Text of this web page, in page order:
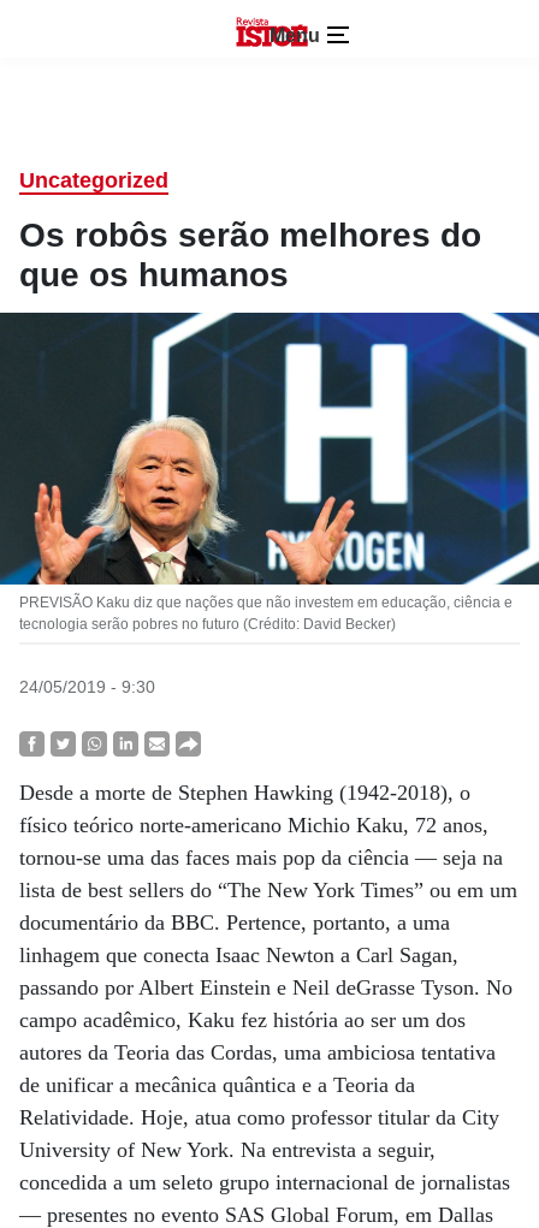
Menu
Uncategorized
Os robôs serão melhores do
que os humanos
PREVISÃO Kaku diz que nações que não investem em educação, ciência e
tecnologia serão pobres no futuro (Crédito: David Becker)
24/05/2019 - 9:30
Desde a morte de Stephen Hawking (1942-2018), o
físico teórico norte-americano Michio Kaku, 72 anos,
tornou-se uma das faces mais pop da ciência — seja na
lista de best sellers do “The New York Times” ou em um
documentário da BBC. Pertence, portanto, a uma
linhagem que conecta Isaac Newton a Carl Sagan,
passando por Albert Einstein e Neil deGrasse Tyson. No
campo acadêmico, Kaku fez história ao ser um dos
autores da Teoria das Cordas, uma ambiciosa tentativa
de unificar a mecânica quântica e a Teoria da
Relatividade. Hoje, atua como professor titular da City
University of New York. Na entrevista a seguir,
concedida a um seleto grupo internacional de jornalistas
— presentes no evento SAS Global Forum, em Dallas